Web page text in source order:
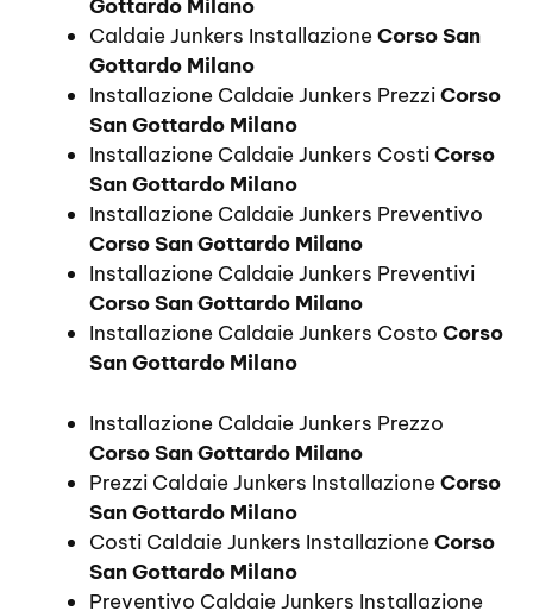
Gottardo Milano
Caldaie Junkers InstallazioneCorso San
Gottardo Milano
Installazione Caldaie Junkers PrezziCorso
San Gottardo Milano
Installazione Caldaie Junkers CostiCorso
San Gottardo Milano
Installazione Caldaie Junkers Preventivo
Corso San Gottardo Milano
Installazione Caldaie Junkers Preventivi
Corso San Gottardo Milano
Installazione Caldaie Junkers Costo Corso
San Gottardo Milano
Installazione Caldaie Junkers Prezzo
Corso San Gottardo Milano
Prezzi Caldaie Junkers InstallazioneCorso
San Gottardo Milano
Costi Caldaie Junkers InstallazioneCorso
San Gottardo Milano
Preventivo Caldaie Junkers Installazione